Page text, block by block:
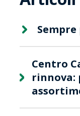
Centro
rinnova: